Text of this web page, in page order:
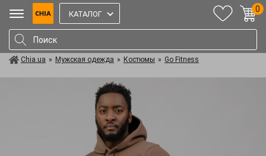
КАТАЛОГ
0
Chia.ua » Мужская одежда » Костюмы » Go Fitness